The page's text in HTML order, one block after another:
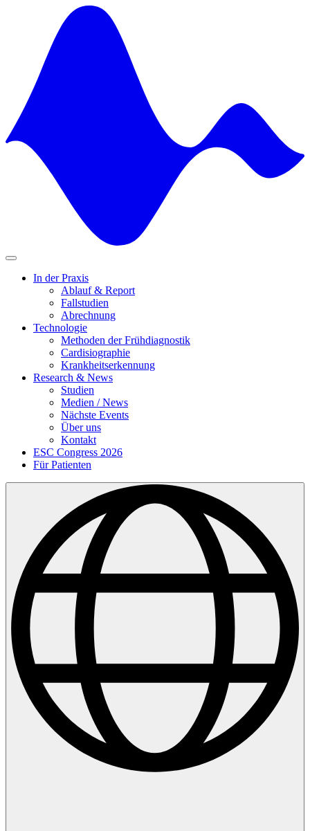
In der Praxis
Ablauf & Report
Fallstudien
Abrechnung
Technologie
Methoden der Frühdiagnostik
Cardisiographie
Krankheitserkennung
Research & News
Studien
Medien / News
Nächste Events
Über uns
Kontakt
ESC Congress 2026
Für Patienten